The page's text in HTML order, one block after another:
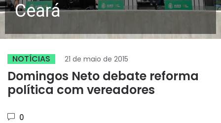
Ceará
NOTÍCIAS 21 de maio de 2015
Domingos Neto debate reforma
política com vereadores
0